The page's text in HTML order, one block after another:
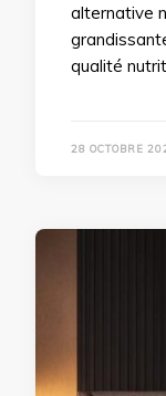
alternative
qualité
28 OCTOBRE